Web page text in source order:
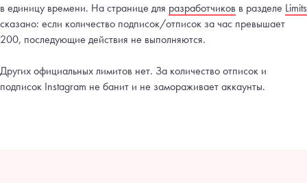
в единицу времени. На странице для разработчиков в разделе Limits
сказано: если количество подписок/отписок за час превышает
200, последующие действия не выполняются.
Других официальных лимитов нет. За количество отписок и
подписок Instagram не банит и не замораживает аккаунты.